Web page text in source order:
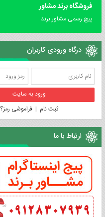
فروشگاه برند مشاور
پیچ رسمی مشاور برند
درگاه ورودی کاربران
ثبت نام |فراموشی رمز؟
ارتباط با ما